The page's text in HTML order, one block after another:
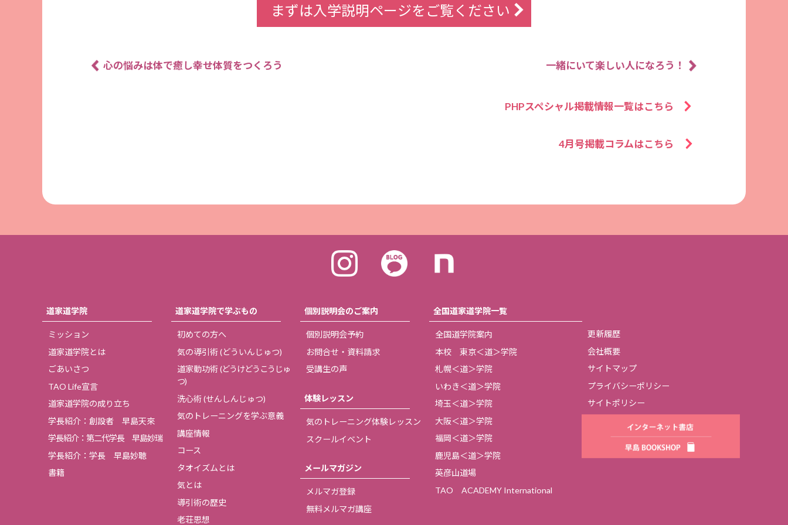
まずは入学説明ページをご覧ください
心の悩みは体で癒し幸せ体質をつくろう 一緒にいて楽しい人になろう！
PHPスペシャル掲載情報一覧はこちら
4月号掲載コラムはこちら
道家道学院
ミッション
道家道学院とは
ごあいさつ
TAO Life宣言
道家道学院の成り立ち
学長紹介：創設者 早島天來
学長紹介：第二代学長 早島妙瑞
学長紹介：学長 早島妙聴
書籍
道家道学院で学ぶもの
初めての方へ
気の導引術(どういんじゅつ)
道家動功術(どうけどうこうじゅ
つ)
洗心術(せんしんじゅつ)
気のトレーニングを学ぶ意義
講座情報
コース
タオイズムとは
気とは
導引術の歴史
老荘思想
個別説明会のご案内
個別説明会予約
お問合せ・資料請求
受講生の声
体験レッスン
気のトレーニング体験レッスン
スクールイベント
メールマガジン
メルマガ登録
無料メルマガ講座
全国道家道学院一覧
全国道学院案内
本校 東京＜道＞学院
札幌＜道＞学院
いわき＜道＞学院
埼玉＜道＞学院
大阪＜道＞学院
福岡＜道＞学院
鹿児島＜道＞学院
英彦山道場
TAO ACADEMY International
更新履歴
会社概要
サイトマップ
プライバシーポリシー
サイトポリシー